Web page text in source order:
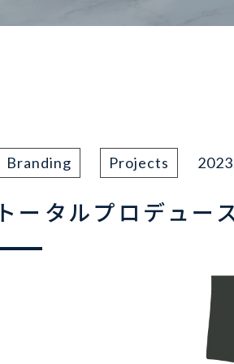
Branding Projects
トータルプロデュ